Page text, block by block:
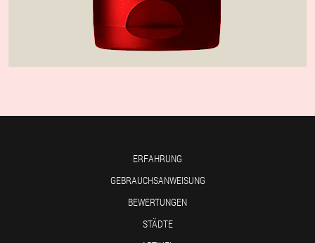
ERFAHRUNG
GEBRAUCHSANWEISUNG
BEWERTUNGEN
STÄDTE